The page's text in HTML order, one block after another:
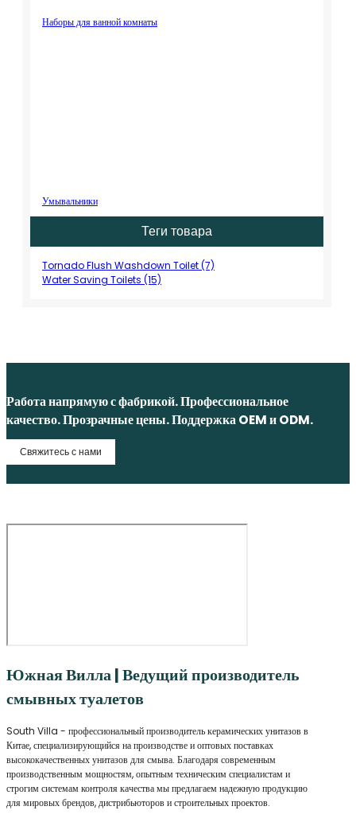
Наборы для ванной комнаты
Умывальники
Теги товара
Tornado Flush Washdown Toilet (7)
Water Saving Toilets (15)
Работа напрямую с фабрикой. Профессиональное
качество. Прозрачные цены. Поддержка OEM и ODM.
Свяжитесь с нами
Южная Вилла | Ведущий производитель
смывных туалетов
South Villa - профессиональный производитель керамических унитазов в
Китае, специализирующийся на производстве и оптовых поставках
высококачественных унитазов для смыва. Благодаря современным
производственным мощностям, опытным техническим специалистам и
строгим системам контроля качества мы предлагаем надежную продукцию
для мировых брендов, дистрибьюторов и строительных проектов.